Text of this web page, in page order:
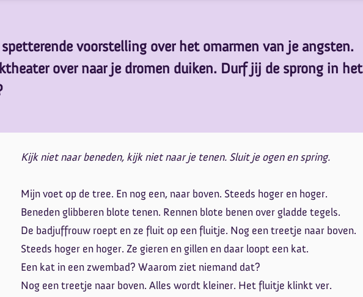
voorstelling over het omarmen van je angsten.
over naar je dromen duiken. Durf jij de sprong in het
Kijk niet naar beneden, kijk niet naar je tenen. Sluit je ogen en spring.
Mijn voet op de tree. En nog een, naar boven. Steeds hoger en hoger.
Beneden glibberen blote tenen. Rennen blote benen over gladde tegels.
De badjuffrouw roept en ze fluit op een fluitje. Nog een treetje naar boven.
Steeds hoger en hoger. Ze gieren en gillen en daar loopt een kat.
Een kat in een zwembad? Waarom ziet niemand dat?
Nog een treetje naar boven. Alles wordt kleiner. Het fluitje klinkt ver.